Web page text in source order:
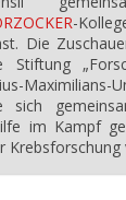
-
Die
Stiftung
Maximilians-
sich
im Kampf
Krebsforschung